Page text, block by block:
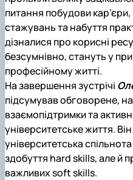
питання побудови
стажувань та набуття
дізналися про корисні
безсумнівно, стануть у
професійному житті.
На завершення зустрічі
підсумував обговорене,
взаємопідтримки та
університетське життя.
університетська
здобуття hard skills, але й
важливих soft skills.